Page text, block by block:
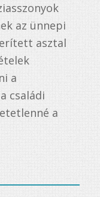
az ünnepi
asztal
a
családi
a